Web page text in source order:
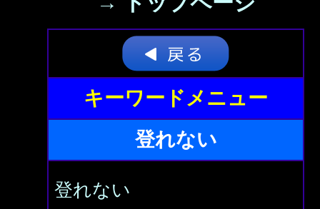
キーワードメニュー
登れない
登れない